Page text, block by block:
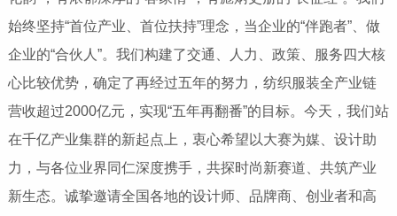
始终坚持“首位产业、首位扶持”理念，当企业的“伴跑者”、做
企业的“合伙人”。我们构建了交通、人力、政策、服务四大核
心比较优势，确定了再经过五年的努力，纺织服装全产业链
营收超过2000亿元，实现“五年再翻番”的目标。今天，我们站
在千亿产业集群的新起点上，衷心希望以大赛为媒、设计助
力，与各位业界同仁深度携手，共探时尚新赛道、共筑产业
新生态。诚挚邀请全国各地的设计师、品牌商、创业者和高